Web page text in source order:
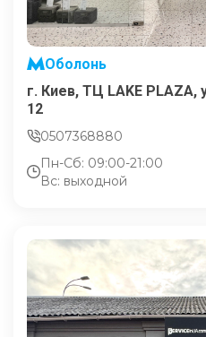
Оболонь
г. Киев, ТЦ LAKE PLAZA,
12
0507368880
Пн-Сб: 09:00-21:00
Вс: выходной